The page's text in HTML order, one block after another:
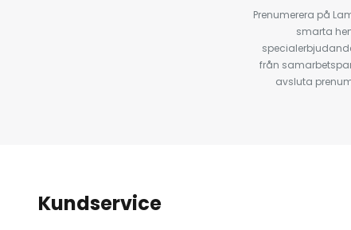
Prenumerera på
smarta
från
avsluta
Kundservice